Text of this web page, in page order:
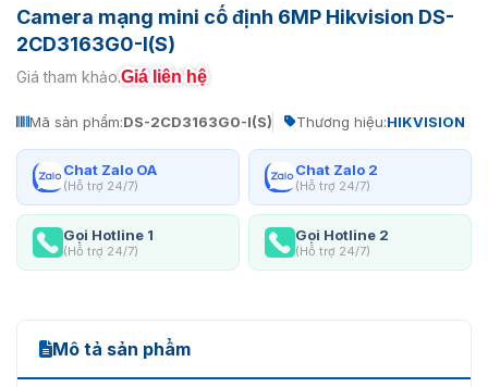
Camera mạng mini cố định 6MP Hikvision DS-
2CD3163G0-I(S)
Giá tham khảo:Giá liên hệ
Mã sản phẩm:DS-2CD3163G0-I(S) Thương hiệu:HIKVISION
Chat Zalo OA
(Hỗ trợ 24/7)
Chat Zalo 2
(Hỗ trợ 24/7)
Gọi Hotline 1
(Hỗ trợ 24/7)
Gọi Hotline 2
(Hỗ trợ 24/7)
Mô tả sản phẩm